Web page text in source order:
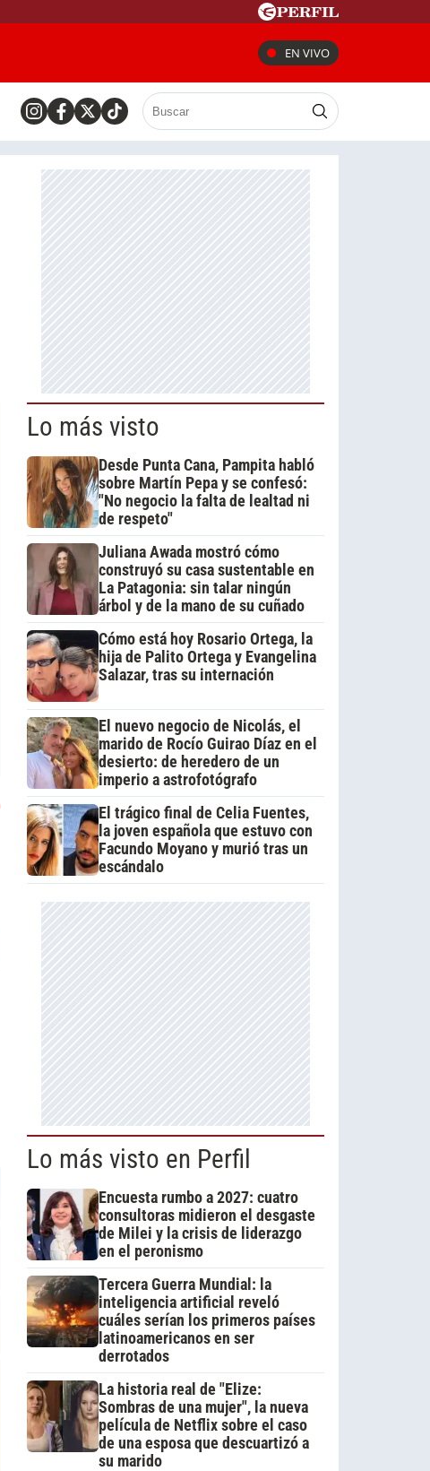
EN VIVO
Lo más visto
Desde Punta Cana, Pampita habló
sobre Martín Pepa y se confesó:
"No negocio la falta de lealtad ni
de respeto"
Juliana Awada mostró cómo
construyó su casa sustentable en
La Patagonia: sin talar ningún
árbol y de la mano de su cuñado
Cómo está hoy Rosario Ortega, la
hija de Palito Ortega y Evangelina
Salazar, tras su internación
El nuevo negocio de Nicolás, el
marido de Rocío Guirao Díaz en el
desierto: de heredero de un
imperio a astrofotógrafo
El trágico final de Celia Fuentes,
la joven española que estuvo con
Facundo Moyano y murió tras un
escándalo
Lo más visto en Perfil
Encuesta rumbo a 2027: cuatro
consultoras midieron el desgaste
de Milei y la crisis de liderazgo
en el peronismo
Tercera Guerra Mundial: la
inteligencia artificial reveló
cuáles serían los primeros países
latinoamericanos en ser
derrotados
La historia real de "Elize:
Sombras de una mujer", la nueva
película de Netflix sobre el caso
de una esposa que descuartizó a
su marido